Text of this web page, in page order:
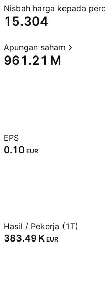
15.304
Apungan saham
‪961.21 M‬
EPS
0.10 EUR
Hasil / Pekerja (1T)
‪383.49 K‬ EUR